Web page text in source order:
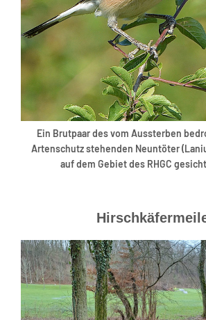
Ein Brutpaar des vom Aussterben
Artenschutz stehenden Neuntöter
auf dem Gebiet des RHGC